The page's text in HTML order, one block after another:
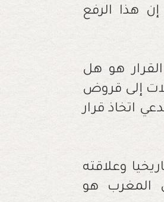
هذا الرفع
هو هل
إلى قروض
اتخاذ قرار
وعلاقته
المغرب هو